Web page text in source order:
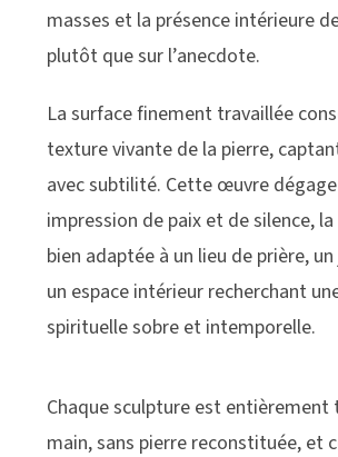
masses et la présence intérieure
plutôt que sur l’anecdote.
La surface finement travaillée
texture vivante de la pierre,
avec subtilité. Cette œuvre
impression de paix et de silence,
bien adaptée à un lieu de prière, un
un espace intérieur recherchant
spirituelle sobre et intemporelle.
Chaque sculpture est entièrement
main, sans pierre reconstituée, et